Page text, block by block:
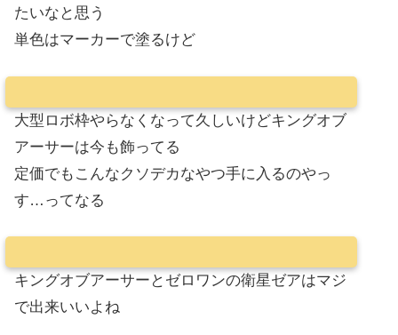
たいなと思う
単色はマーカーで塗るけど
大型ロボ枠やらなくなって久しいけどキングオブ
アーサーは今も飾ってる
定価でもこんなクソデカなやつ手に入るのやっ
す…ってなる
キングオブアーサーとゼロワンの衛星ゼアはマジ
で出来いいよね